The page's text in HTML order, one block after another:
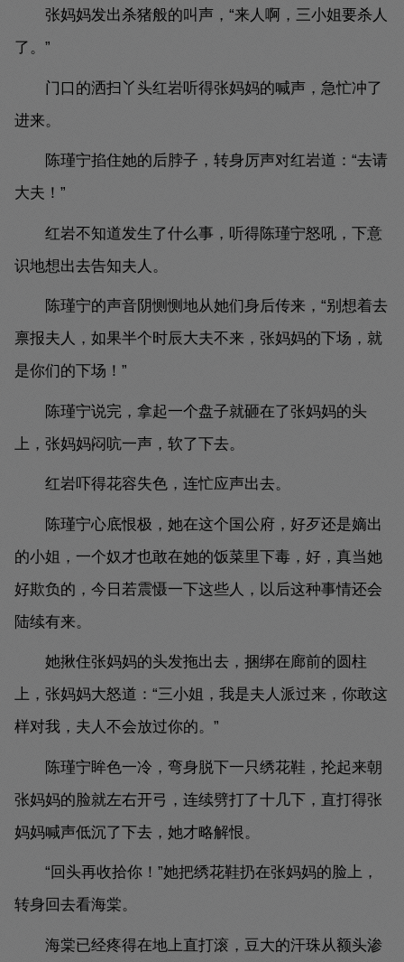
张妈妈发出杀猪般的叫声，“来人啊，三小姐要杀人
了。”
门口的洒扫丫头红岩听得张妈妈的喊声，急忙冲了
进来。
陈瑾宁掐住她的后脖子，转身厉声对红岩道：“去请
大夫！”
红岩不知道发生了什么事，听得陈瑾宁怒吼，下意
识地想出去告知夫人。
陈瑾宁的声音阴恻恻地从她们身后传来，“别想着去
禀报夫人，如果半个时辰大夫不来，张妈妈的下场，就
是你们的下场！”
陈瑾宁说完，拿起一个盘子就砸在了张妈妈的头
上，张妈妈闷吭一声，软了下去。
红岩吓得花容失色，连忙应声出去。
陈瑾宁心底恨极，她在这个国公府，好歹还是嫡出
的小姐，一个奴才也敢在她的饭菜里下毒，好，真当她
好欺负的，今日若震慑一下这些人，以后这种事情还会
陆续有来。
她揪住张妈妈的头发拖出去，捆绑在廊前的圆柱
上，张妈妈大怒道：“三小姐，我是夫人派过来，你敢这
样对我，夫人不会放过你的。”
陈瑾宁眸色一冷，弯身脱下一只绣花鞋，抡起来朝
张妈妈的脸就左右开弓，连续劈打了十几下，直打得张
妈妈喊声低沉了下去，她才略解恨。
“回头再收拾你！”她把绣花鞋扔在张妈妈的脸上，
转身回去看海棠。
海棠已经疼得在地上直打滚，豆大的汗珠从额头渗